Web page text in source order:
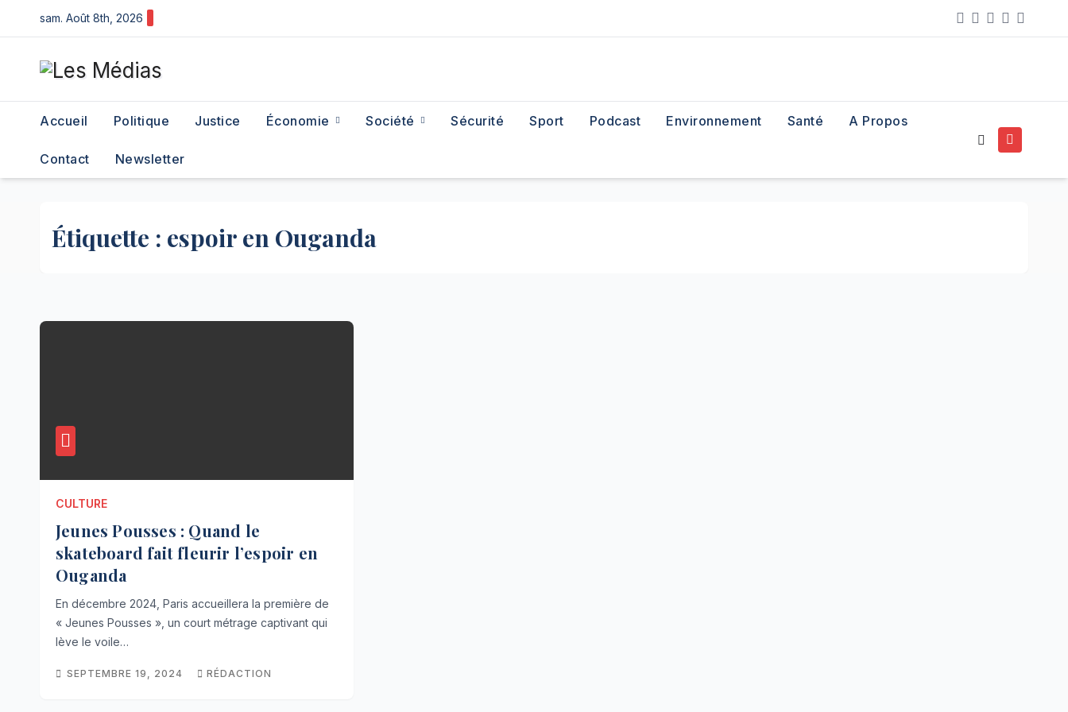
to
content
sam. Août 8th, 2026
Accueil Politique Justice Économie Société Sécurité Sport Podcast Environnement Santé A Propos
Contact Newsletter
Étiquette : espoir en Ouganda
CULTURE
Jeunes Pousses : Quand le
skateboard fait fleurir l’espoir en
Ouganda
En décembre 2024, Paris accueillera la première de
« Jeunes Pousses », un court métrage captivant qui
lève le voile…
SEPTEMBRE 19, 2024 RÉDACTION